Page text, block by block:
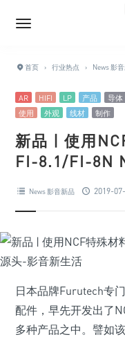
首页 › 行业热点 › News 影
AR HIFI LP 产品 导体
使用
外观 线材 制作
新品 | 使用
FI-8.1/FI-8N
News 影音新品 2019-
日本品牌Furutech专
配件，早先开发出了
多种产品之中。譬如